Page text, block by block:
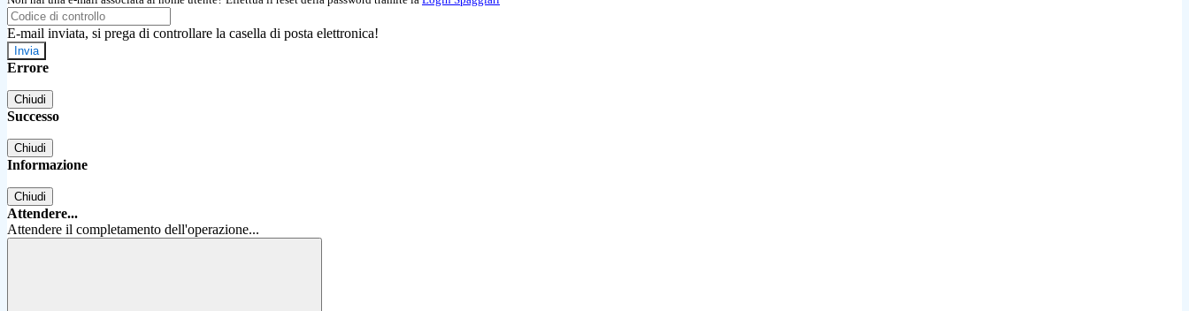
E-mail inviata, si prega di controllare la casella di posta elettronica!
Errore
Chiudi
Successo
Chiudi
Informazione
Chiudi
Attendere...
Attendere il completamento dell'operazione...